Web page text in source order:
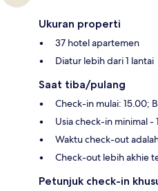
Ukuran properti
37 hotel apartemen
Diatur lebih dari 1 lantai
Saat tiba/pulang
Check-in mulai: 15.00;
Usia check-in minimal -
Waktu check-out
Check-out lebih akhie
Petunjuk check-in